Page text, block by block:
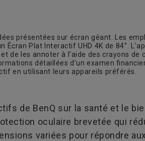
présentées sur écran géant. Les
Plat Interactif UHD 4K de 84''.
de les annoter à l’aide des crayons de
détaillées d’un examen
en utilisant leurs appareils préférés.
de BenQ sur la santé et le
oculaire brevetée qui
variées pour répondre